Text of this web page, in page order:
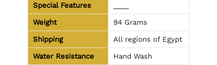
Special Features
Weight
94 Grams
Shipping
All regions of Egypt
Water Resistance
Hand Wash